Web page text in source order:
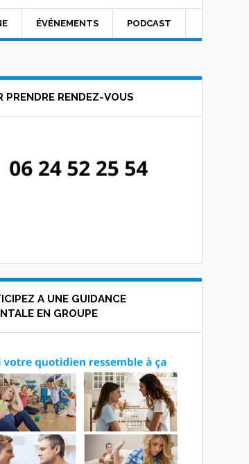
ÉVÉNEMENTS PODCAST
PRENDRE RENDEZ-VOUS
A UNE GUIDANCE
EN GROUPE